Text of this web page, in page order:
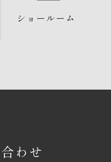
ショールーム
わせ